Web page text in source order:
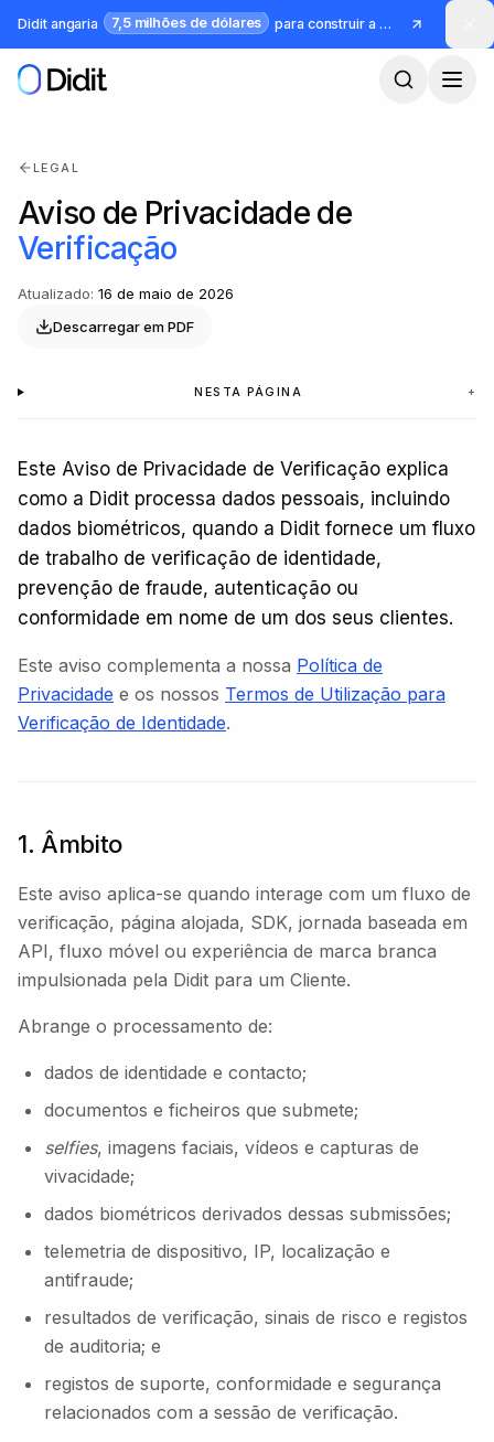
Saltar para o conteúdo principal
Didit angaria 7,5 milhões de dólares para construir a infraestrutura para identidade e fraude
LEGAL
Aviso de Privacidade de
Verificação
Atualizado: 16 de maio de 2026
Descarregar em PDF
NESTA PÁGINA +
Este Aviso de Privacidade de Verificação explica
como a Didit processa dados pessoais, incluindo
dados biométricos, quando a Didit fornece um fluxo
de trabalho de verificação de identidade,
prevenção de fraude, autenticação ou
conformidade em nome de um dos seus clientes.
Este aviso complementa a nossa Política de
Privacidade e os nossos Termos de Utilização para
Verificação de Identidade.
1. Âmbito
Este aviso aplica-se quando interage com um fluxo de
verificação, página alojada, SDK, jornada baseada em
API, fluxo móvel ou experiência de marca branca
impulsionada pela Didit para um Cliente.
Abrange o processamento de:
dados de identidade e contacto;
documentos e ficheiros que submete;
selfies, imagens faciais, vídeos e capturas de
vivacidade;
dados biométricos derivados dessas submissões;
telemetria de dispositivo, IP, localização e
antifraude;
resultados de verificação, sinais de risco e registos
de auditoria; e
registos de suporte, conformidade e segurança
relacionados com a sessão de verificação.